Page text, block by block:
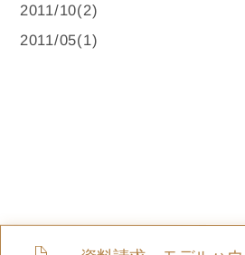
2011/10(2)
2011/05(1)